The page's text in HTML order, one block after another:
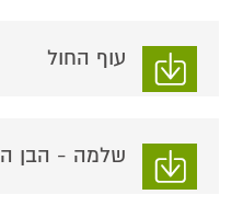
עוף החול
שלמה - הבן